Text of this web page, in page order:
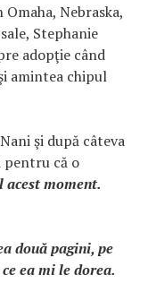
Nebraska,
Stephanie
adopţie când
amintea chipul
şi după câteva
pentru că o
moment.
două pagini, pe
ea mi le dorea.